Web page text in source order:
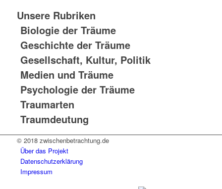
Unsere Rubriken
Biologie der Träume
Geschichte der Träume
Gesellschaft, Kultur, Politik
Medien und Träume
Psychologie der Träume
Traumarten
Traumdeutung
© 2018 zwischenbetrachtung.de
Über das Projekt
Datenschutzerklärung
Impressum